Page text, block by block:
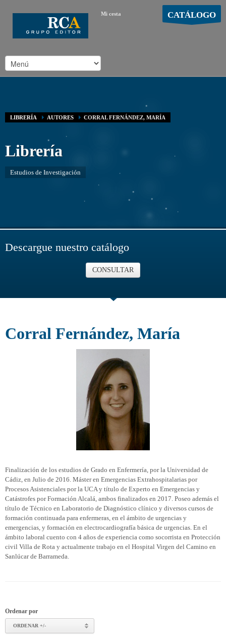
Mi cesta CATÁLOGO
LIBRERÍA AUTORES CORRAL FERNÁNDEZ, MARÍA
Librería
Estudios de Investigación
Descargue nuestro catálogo
CONSULTAR
Corral Fernández, María
Finalización de los estudios de Grado en Enfermería, por la Universidad de
Cádiz, en Julio de 2016. Máster en Emergencias Extrahospitalarias por
Procesos Asistenciales por la UCA y título de Experto en Emergencias y
Catástrofes por Formación Alcalá, ambos finalizados en 2017. Poseo además el
título de Técnico en Laboratorio de Diagnóstico clínico y diversos cursos de
formación continuada para enfermeras, en el ámbito de urgencias y
emergencias, y formación en electrocardiografía básica de urgencias. En el
ámbito laboral cuento con 4 años de experiencia como socorrista en Protección
civil Villa de Rota y actualmente trabajo en el Hospital Virgen del Camino en
Sanlúcar de Barrameda.
Ordenar por
ORDENAR +/-